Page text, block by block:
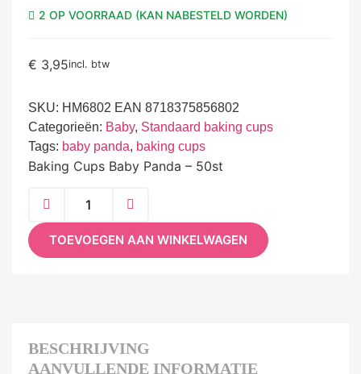
2 OP VOORRAAD (KAN NABESTELD WORDEN)
€ 3,95incl. btw
SKU: HM6802 EAN 8718375856802
Categorieën: Baby, Standaard baking cups
Tags: baby panda, baking cups
Baking Cups Baby Panda – 50st
TOEVOEGEN AAN WINKELWAGEN
BESCHRIJVING
AANVULLENDE INFORMATIE